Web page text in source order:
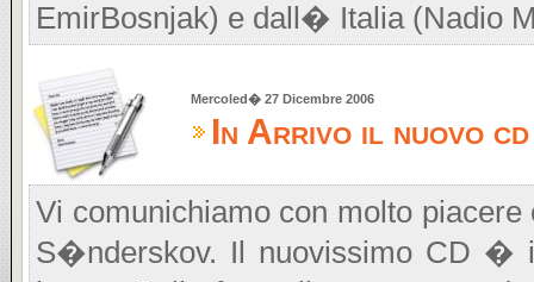
EmirBosnjak) e dall� Italia (Nadio
Mercoled� 27 Dicembre 2006
In Arrivo il nuovo
Vi comunichiamo con molto
S�nderskov. Il nuovissimo CD �